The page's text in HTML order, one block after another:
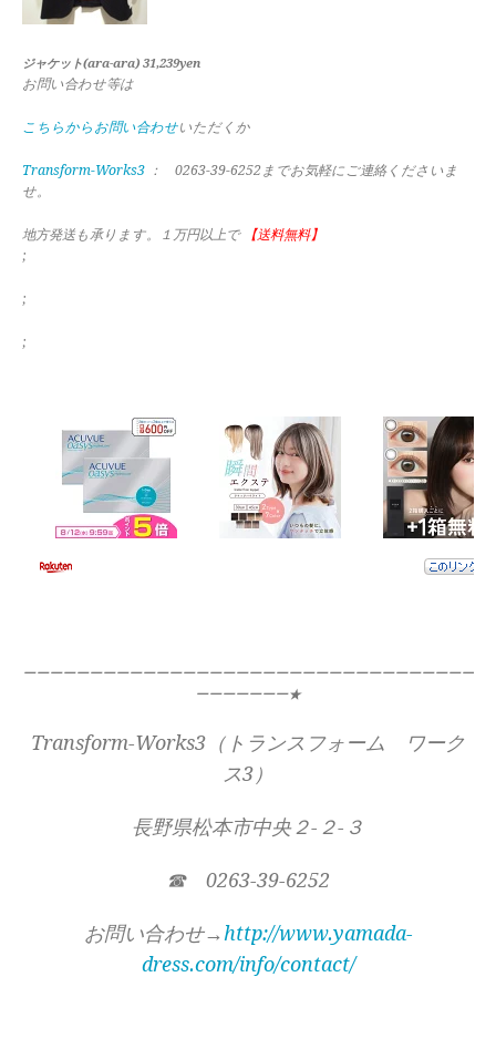
ジャケット(ara-ara) 31,239yen
お問い合わせ等は
こちらからお問い合わせいただくか
Transform-Works3 ： 0263-39-6252までお気軽にご連絡くださいま
せ。
地方発送も承ります。１万円以上で【送料無料】
;
;
;
ーーーーーーーーーーーーーーーーーーーーーーーーーーーーーーーーーー
ーーーーーーー★
Transform-Works3（トランスフォーム ワーク
ス3）
長野県松本市中央２-２-３
☎ 0263-39-6252
お問い合わせ→http://www.yamada-
dress.com/info/contact/